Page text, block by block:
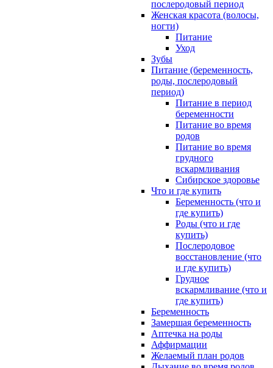
послеродовый период
Женская красота (волосы,
ногти)
Питание
Уход
Зубы
Питание (беременность,
роды, послеродовый
период)
Питание в период
беременности
Питание во время
родов
Питание во время
грудного
вскармливания
Сибирское здоровье
Что и где купить
Беременность (что и
где купить)
Роды (что и где
купить)
Послеродовое
восстановление (что
и где купить)
Грудное
вскармливание (что и
где купить)
Беременность
Замершая беременность
Аптечка на роды
Аффирмации
Желаемый план родов